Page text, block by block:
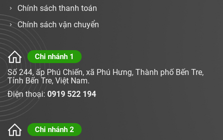
Chính sách thanh toán
Chính sách vận chuyển
Chi nhánh 1
Số 244, ấp Phú Chiến, xã Phú Hưng, Thành phố Bến Tre,
Tỉnh Bến Tre, Việt Nam.
Điện thoại: 0919 522 194
Chi nhánh 2